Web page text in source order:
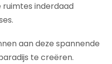
ruimtes inderdaad
aan deze spannende
te creëren.